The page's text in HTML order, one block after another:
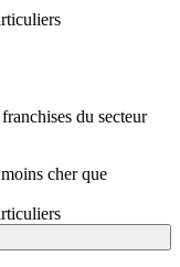
du secteur
cher que